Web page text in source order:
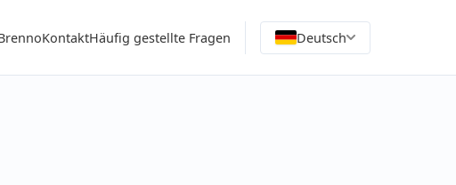
KontaktHäufig gestellte Fragen Deutsch